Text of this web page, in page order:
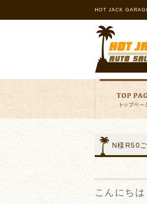
HOT JACK
N様R50
こんにち